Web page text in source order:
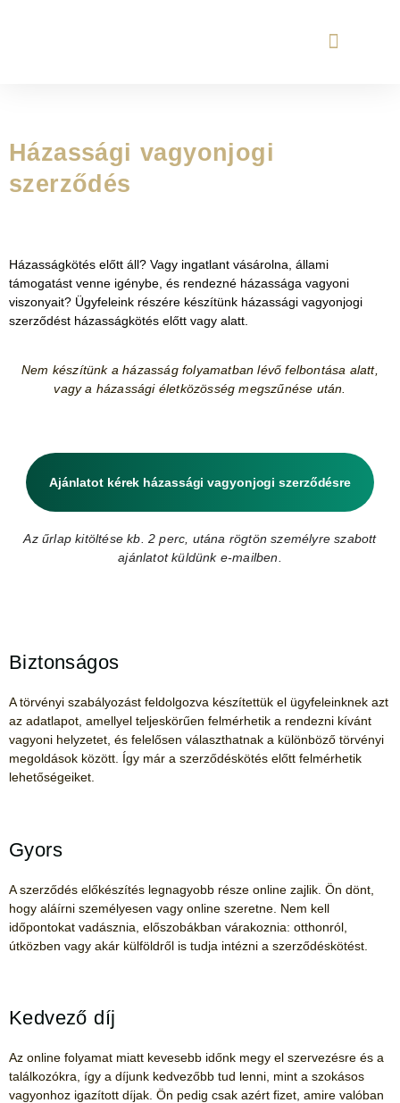
Házassági vagyonjogi
szerződés
Házasságkötés előtt áll? Vagy ingatlant vásárolna, állami
támogatást venne igénybe, és rendezné házassága vagyoni
viszonyait? Ügyfeleink részére készítünk házassági vagyonjogi
szerződést házasságkötés előtt vagy alatt.
Nem készítünk a házasság folyamatban lévő felbontása alatt,
vagy a házassági életközösség megszűnése után.
Ajánlatot kérek házassági vagyonjogi szerződésre
Az űrlap kitöltése kb. 2 perc, utána rögtön személyre szabott
ajánlatot küldünk e-mailben.
Biztonságos
A törvényi szabályozást feldolgozva készítettük el ügyfeleinknek azt
az adatlapot, amellyel teljeskörűen felmérhetik a rendezni kívánt
vagyoni helyzetet, és felelősen választhatnak a különböző törvényi
megoldások között. Így már a szerződéskötés előtt felmérhetik
lehetőségeiket.
Gyors
A szerződés előkészítés legnagyobb része online zajlik. Ön dönt,
hogy aláírni személyesen vagy online szeretne. Nem kell
időpontokat vadásznia, előszobákban várakoznia: otthonról,
útközben vagy akár külföldről is tudja intézni a szerződéskötést.
Kedvező díj
Az online folyamat miatt kevesebb időnk megy el szervezésre és a
találkozókra, így a díjunk kedvezőbb tud lenni, mint a szokásos
vagyonhoz igazított díjak. Ön pedig csak azért fizet, amire valóban